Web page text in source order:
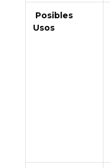
Posibles
Usos